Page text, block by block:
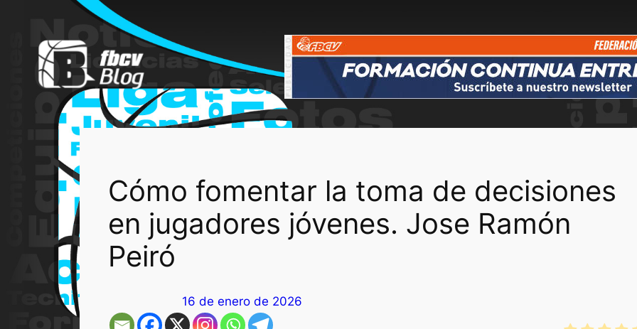
contenido
Cómo fomentar la toma de decisiones
en jugadores jóvenes. Jose Ramón
Peiró
16 de enero de 2026